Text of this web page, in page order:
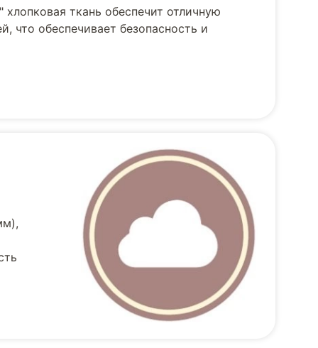
ткань обеспечит отличную
что обеспечивает безопасность и